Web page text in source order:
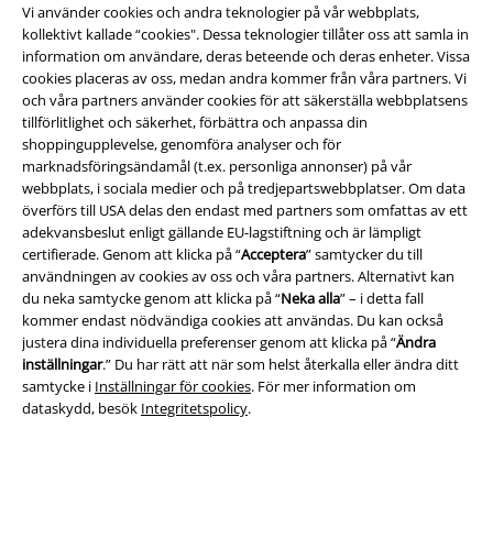
Vi använder cookies och andra teknologier på vår webbplats,
kollektivt kallade “cookies". Dessa teknologier tillåter oss att samla in
information om användare, deras beteende och deras enheter. Vissa
cookies placeras av oss, medan andra kommer från våra partners. Vi
och våra partners använder cookies för att säkerställa webbplatsens
tillförlitlighet och säkerhet, förbättra och anpassa din
shoppingupplevelse, genomföra analyser och för
marknadsföringsändamål (t.ex. personliga annonser) på vår
webbplats, i sociala medier och på tredjepartswebbplatser. Om data
överförs till USA delas den endast med partners som omfattas av ett
adekvansbeslut enligt gällande EU-lagstiftning och är lämpligt
certifierade. Genom att klicka på “Acceptera” samtycker du till
användningen av cookies av oss och våra partners. Alternativt kan
du neka samtycke genom att klicka på “Neka alla” – i detta fall
kommer endast nödvändiga cookies att användas. Du kan också
justera dina individuella preferenser genom att klicka på “Ändra
inställningar.” Du har rätt att när som helst återkalla eller ändra ditt
samtycke i Inställningar för cookies. För mer information om
dataskydd, besök Integritetspolicy.
Juridisk information/Villkor
Villkor
Om oss
Ladda ner villkoren
Avfallshantering och miljöskydd
Försäkran om överensstämmelse
Information om tillgänglighet